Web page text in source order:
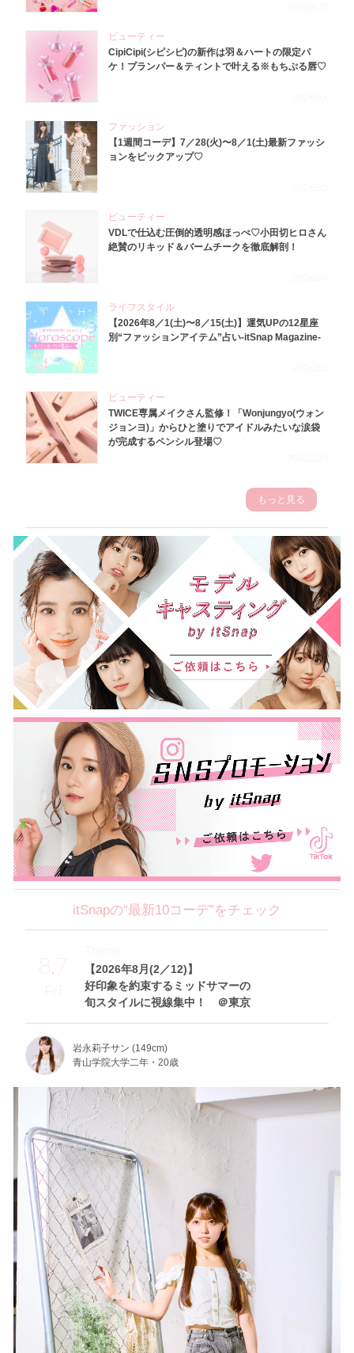
ビューティー
CipiCipi(シピシピ)の新作は羽＆ハートの限定パ
ケ！プランパー＆ティントで叶える※もちぷる唇♡
ファッション
【1週間コーデ】7／28(火)〜8／1(土)最新ファッシ
ョンをピックアップ♡
ビューティー
VDLで仕込む圧倒的透明感ほっぺ♡小田切ヒロさん
絶賛のリキッド＆バームチークを徹底解剖！
ライフスタイル
【2026年8／1(土)〜8／15(土)】運気UPの12星座
別“ファッションアイテム”占い-itSnap Magazine-
ビューティー
TWICE専属メイクさん監修！「Wonjungyo(ウォン
ジョンヨ)」からひと塗りでアイドルみたいな涙袋
が完成するペンシル登場♡
もっと見る
itSnapの“最新10コーデ”をチェック
8.7
Fri
【2026年8月(2／12)】
好印象を約束するミッドサマーの
旬スタイルに視線集中！ ＠東京
Theme
岩永莉子サン (149cm)
青山学院大学二年・20歳